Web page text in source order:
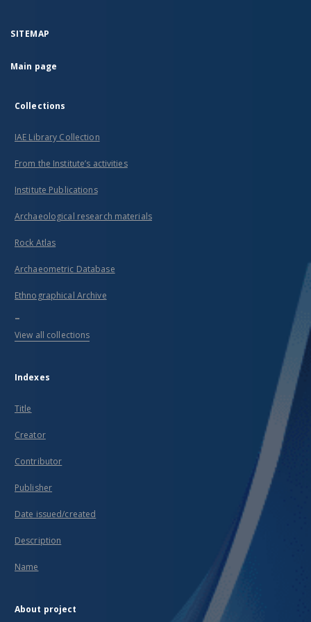
SITEMAP
Main page
Collections
IAE Library Collection
From the Institute’s activities
Institute Publications
Archaeological research materials
Rock Atlas
Archaeometric Database
Ethnographical Archive
...
View all collections
Indexes
Title
Creator
Contributor
Publisher
Date issued/created
Description
Name
About project